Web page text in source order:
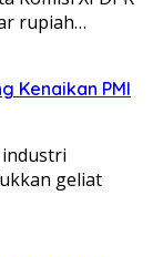
rupiah…
Kenaikan PMI
industri
geliat